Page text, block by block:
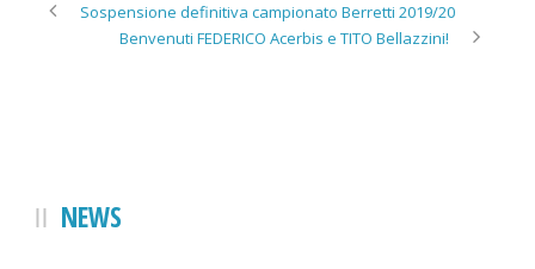
Sospensione definitiva campionato Berretti 2019/20
Benvenuti FEDERICO Acerbis e TITO Bellazzini!
NEWS